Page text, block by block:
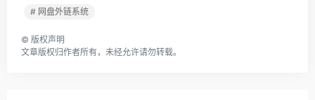
# 网盘外链系统
© 版权声明
文章版权归作者所有，未经允许请勿转载。